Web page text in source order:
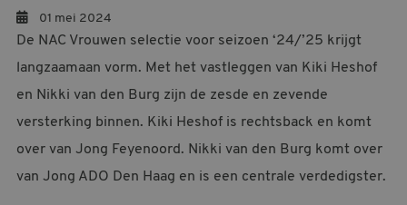
NAC ZAKEN
MAATSCHAPPELIJK
MELDPUNT SUPPORTERSZAKEN
CONTACT
De NAC Vrouwen selectie voor seizoen ‘24/’25 krijgt
langzaamaan vorm. Met het vastleggen van Kiki Heshof
en Nikki van den Burg zijn de zesde en zevende
versterking binnen. Kiki Heshof is rechtsback en komt
over van Jong Feyenoord. Nikki van den Burg komt over
van Jong ADO Den Haag en is een centrale verdedigster.
01 mei 2024